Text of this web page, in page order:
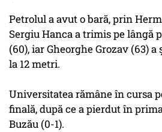
Petrolul a avut o bară, prin
Sergiu Hanca a trimis pe lângă
(60), iar Gheorghe Grozav (63)
la 12 metri.
Universitatea rămâne în cursa
finală, după ce a pierdut în
Buzău (0-1).